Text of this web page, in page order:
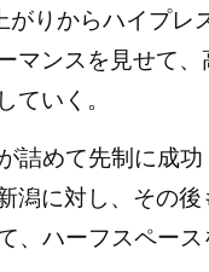
りからハイプレ
マンスを見せて
ていく。
詰めて先制に成
潟に対し、その
、ハーフスペー